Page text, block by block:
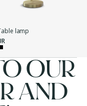
lamp
OUR
AND